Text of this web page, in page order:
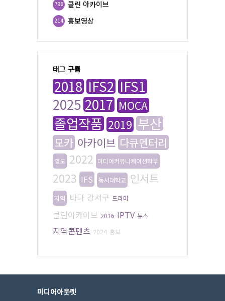
클린 아카이브
796
홍보영상
214
태그 구름
2018 IFS2 IFS1
2025 2017 MOCA
졸업작품 2019 부산
모카 아카이브 다큐멘터리
영도 2022 미디어커뮤니케이션학부
2023 IFS 동서대학교 인서트
지역 바다 강서구 드라마
클린아카이브 2016 IPTV 뉴스
지역콘텐츠 2024 홍보
미디어아웃렛